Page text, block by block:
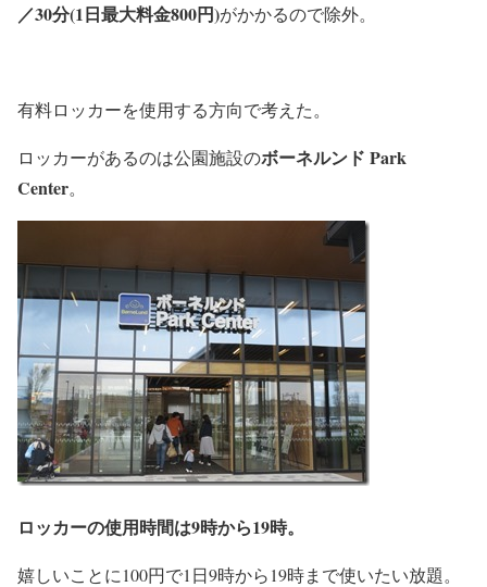
／30分(1日最大料金800円)がかかるので除外。
有料ロッカーを使用する方向で考えた。
ロッカーがあるのは公園施設のボーネルンド Park
Center。
ロッカーの使用時間は9時から19時。
嬉しいことに100円で1日9時から19時まで使いたい放題。